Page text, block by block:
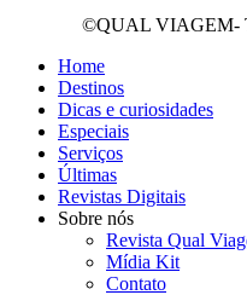
©QUAL VIAGEM-
Home
Destinos
Dicas e curiosidades
Especiais
Serviços
Últimas
Revistas Digitais
Sobre nós
Revista Qual
Mídia Kit
Contato